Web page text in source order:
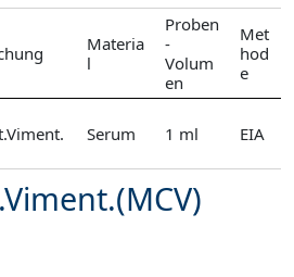
Materia
l
Proben
-
Volum
en
Met
hod
e
Serum 1 ml EIA